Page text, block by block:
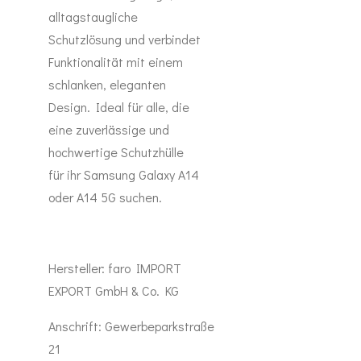
alltagstaugliche
Schutzlösung und verbindet
Funktionalität mit einem
schlanken, eleganten
Design. Ideal für alle, die
eine zuverlässige und
hochwertige Schutzhülle
für ihr Samsung Galaxy A14
oder A14 5G suchen.
Hersteller: faro IMPORT
EXPORT GmbH & Co. KG
Anschrift: Gewerbeparkstraße
21